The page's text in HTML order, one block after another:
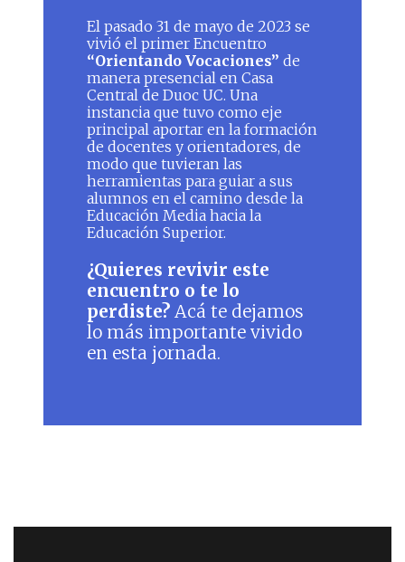
El pasado 31 de mayo de 2023 se
vivió el primer Encuentro
“Orientando Vocaciones” de
manera presencial en Casa
Central de Duoc UC. Una
instancia que tuvo como eje
principal aportar en la formación
de docentes y orientadores, de
modo que tuvieran las
herramientas para guiar a sus
alumnos en el camino desde la
Educación Media hacia la
Educación Superior.
¿Quieres revivir este
encuentro o te lo
perdiste? Acá te dejamos
lo más importante vivido
en esta jornada.